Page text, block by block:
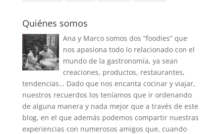
Quiénes somos
Ana y Marco somos dos “foodies” que
nos apasiona todo lo relacionado con el
mundo de la gastronomía, ya sean
creaciones, productos, restaurantes,
tendencias… Dado que nos encanta cocinar y viajar,
nuestros recuerdos los teníamos que ir ordenando
de alguna manera y nada mejor que a través de este
blog, en el que además podemos compartir nuestras
experiencias con numerosos amigos que, cuando